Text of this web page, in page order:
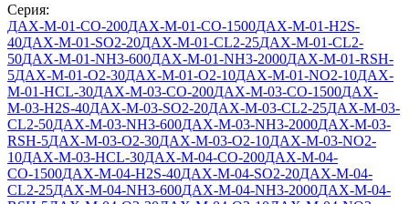
Серия:
ДАХ-М-01-СО-200ДАХ-М-01-СО-1500ДАХ-М-01-Н2S-
40ДАХ-М-01-SO2-20ДАХ-М-01-CL2-25ДАХ-М-01-CL2-
50ДАХ-М-01-NH3-600ДАХ-М-01-NH3-2000ДАХ-М-01-RSH-
5ДАХ-М-01-O2-30ДАХ-М-01-O2-10ДАХ-М-01-NO2-10ДАХ-
М-01-HCL-30ДАХ-М-03-СО-200ДАХ-М-03-СО-1500ДАХ-
М-03-Н2S-40ДАХ-М-03-SO2-20ДАХ-М-03-CL2-25ДАХ-М-03-
CL2-50ДАХ-М-03-NH3-600ДАХ-М-03-NH3-2000ДАХ-М-03-
RSH-5ДАХ-М-03-O2-30ДАХ-М-03-O2-10ДАХ-М-03-NO2-
10ДАХ-М-03-HCL-30ДАХ-М-04-СО-200ДАХ-М-04-
СО-1500ДАХ-М-04-Н2S-40ДАХ-М-04-SO2-20ДАХ-М-04-
CL2-25ДАХ-М-04-NH3-600ДАХ-М-04-NH3-2000ДАХ-М-04-